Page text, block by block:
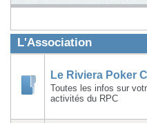
L'Association
Le Riviera Poker
Toutes les infos sur
activités du RPC